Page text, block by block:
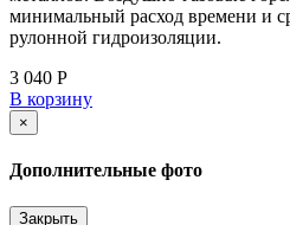
минимальный расход времени и
рулонной гидроизоляции.
3 040 Р
В корзину
×
Дополнительные фото
Закрыть